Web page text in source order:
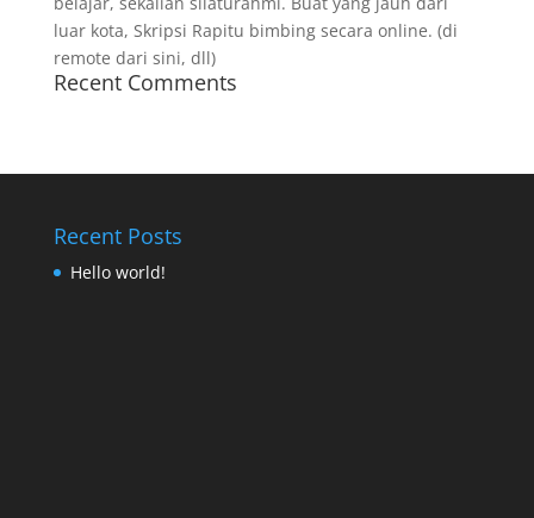
luar kota, Skripsi Rapitu bimbing secara online. (di
remote dari sini, dll)
Recent Comments
Recent Posts
Hello world!